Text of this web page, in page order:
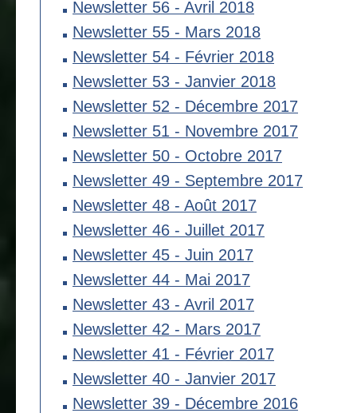
Newsletter 56 - Avril 2018
Newsletter 55 - Mars 2018
Newsletter 54 - Février 2018
Newsletter 53 - Janvier 2018
Newsletter 52 - Décembre 2017
Newsletter 51 - Novembre 2017
Newsletter 50 - Octobre 2017
Newsletter 49 - Septembre 2017
Newsletter 48 - Août 2017
Newsletter 46 - Juillet 2017
Newsletter 45 - Juin 2017
Newsletter 44 - Mai 2017
Newsletter 43 - Avril 2017
Newsletter 42 - Mars 2017
Newsletter 41 - Février 2017
Newsletter 40 - Janvier 2017
Newsletter 39 - Décembre 2016